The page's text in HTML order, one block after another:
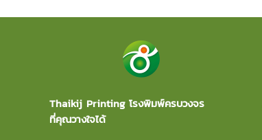
Thaikij Printing โรงพิมพ์ครบวงจร
ที่คุณวางใจได้